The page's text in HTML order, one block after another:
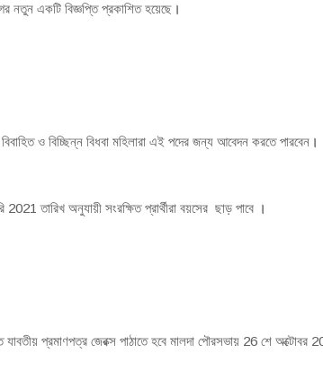
নতুন একটি বিজ্ঞপ্তি প্রকাশিত হয়েছে।
ও বিচ্ছিন্ন বিধবা মহিলারা এই পদের জন্য আবেদন করতে পারবেন।
তারিখ অনুযায়ী সংরক্ষিত প্রার্থীরা বয়সের ছাড় পাবে ।
প্রমাণপত্র জেরক্স পাঠাতে হবে মালদা পৌরসভায় 26 শে অক্টোবর